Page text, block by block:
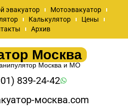
эвакуатор
Мотоэвакуатор
Калькулятор
Цены
Архив
Москва
Москва и МО
839-24-42
москва.com